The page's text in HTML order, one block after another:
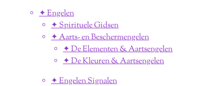
✦ Engelen
✦ Spirituele Gidsen
✦ Aarts- en Beschermengelen
✦ De Elementen & Aartsengelen
✦ De Kleuren & Aartsengelen
✦ Engelen Signalen